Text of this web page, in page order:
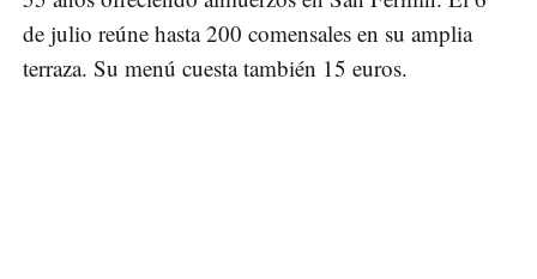
de julio reúne hasta 200 comensales en su amplia
terraza. Su menú cuesta también 15 euros.